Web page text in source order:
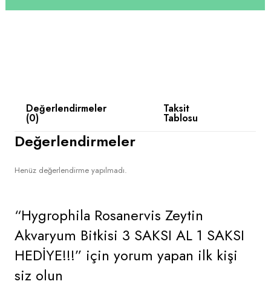
Değerlendirmeler
(0)
Taksit
Tablosu
Değerlendirmeler
Henüz değerlendirme yapılmadı.
“Hygrophila Rosanervis Zeytin
Akvaryum Bitkisi 3 SAKSI AL 1 SAKSI
HEDİYE!!!” için yorum yapan ilk kişi
siz olun